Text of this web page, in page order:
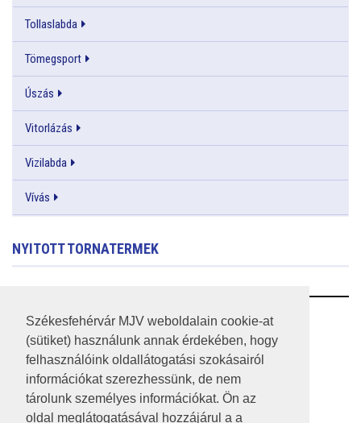
Székesfehérvár MJV weboldalain cookie-at
(sütiket) használunk annak érdekében, hogy
felhasználóink oldallátogatási szokásairól
információkat szerezhessünk, de nem
tárolunk személyes információkat. Ön az
oldal meglátogatásával hozzájárul a a
Tollaslabda
Tömegsport
Úszás
Vitorlázás
Vizilabda
Vívás
NYITOTT TORNATERMEK
RSS
A HONLAP 2017.03.31-I ÁLLAPOTA
JOGI NYILATKOZAT
IMPRESSZUM